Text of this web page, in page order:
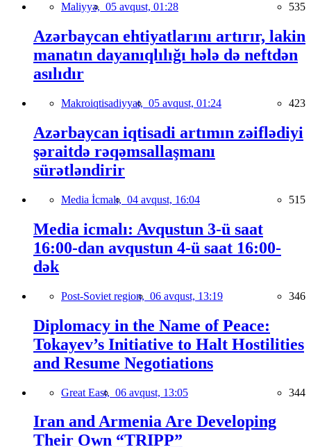
Maliyyə, 05 avqust, 01:28 535
Azərbaycan ehtiyatlarını artırır, lakin
manatın dayanıqlılığı hələ də neftdən
asılıdır
Makroiqtisadiyyat, 05 avqust, 01:24 423
Azərbaycan iqtisadi artımın zəiflədiyi
şəraitdə rəqəmsallaşmanı
sürətləndirir
Media İcmalı, 04 avqust, 16:04 515
Media icmalı: Avqustun 3-ü saat
16:00-dan avqustun 4-ü saat 16:00-
dək
Post-Soviet region, 06 avqust, 13:19 346
Diplomacy in the Name of Peace:
Tokayev’s Initiative to Halt Hostilities
and Resume Negotiations
Great East, 06 avqust, 13:05 344
Iran and Armenia Are Developing
Their Own “TRIPP”